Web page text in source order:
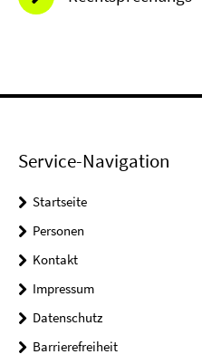
Service-Navigation
Startseite
Personen
Kontakt
Impressum
Datenschutz
Barrierefreiheit